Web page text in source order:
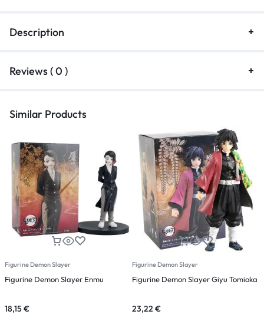
Description
Reviews ( 0 )
Similar Products
Figurine Demon Slayer
Figurine Demon Slayer Enmu
18,15 €
Figurine Demon Slayer
Figurine Demon Slayer Giyu Tomioka
23,22 €